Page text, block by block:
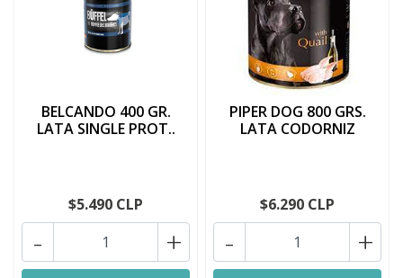
BELCANDO 400 GR.
LATA SINGLE PROT..
$5.490 CLP
+
-
PIPER DOG 800 GRS.
LATA CODORNIZ
$6.290 CLP
+
-